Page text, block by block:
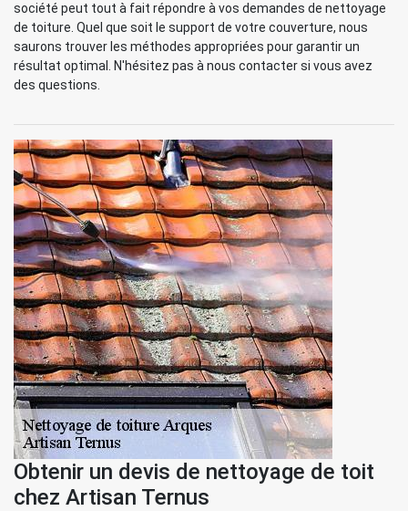
société peut tout à fait répondre à vos demandes de nettoyage
de toiture. Quel que soit le support de votre couverture, nous
saurons trouver les méthodes appropriées pour garantir un
résultat optimal. N'hésitez pas à nous contacter si vous avez
des questions.
Obtenir un devis de nettoyage de toit
chez Artisan Ternus